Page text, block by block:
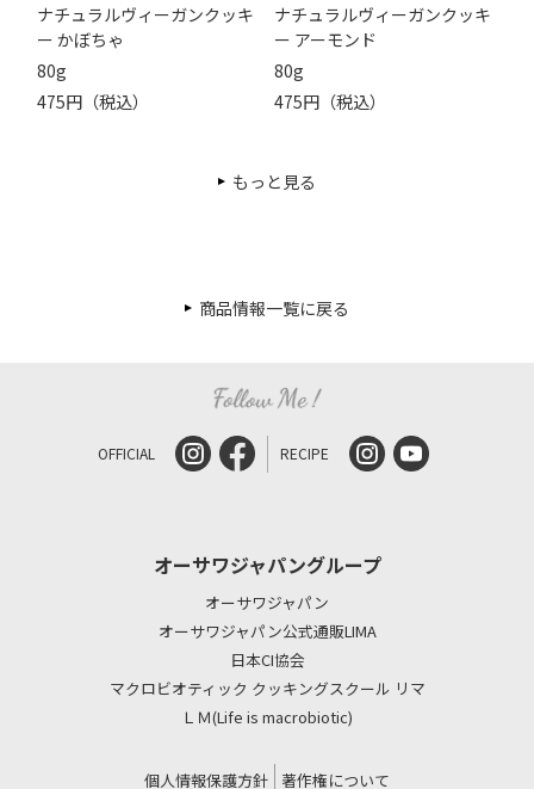
ナチュラルヴィーガンクッキ
ー かぼちゃ
80g
475円（税込）
ナチュラルヴィーガンクッキ
ー アーモンド
80g
475円（税込）
もっと見る
商品情報一覧に戻る
OFFICIAL RECIPE
オーサワジャパングループ
オーサワジャパン
オーサワジャパン公式通販LIMA
日本CI協会
マクロビオティック クッキングスクール リマ
ＬＭ(Life is macrobiotic)
個人情報保護方針 著作権について